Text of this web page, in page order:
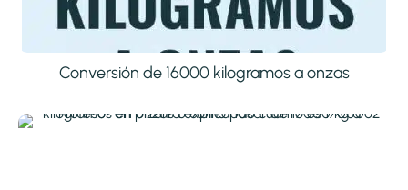
Conversión de 16000 kilogramos a onzas